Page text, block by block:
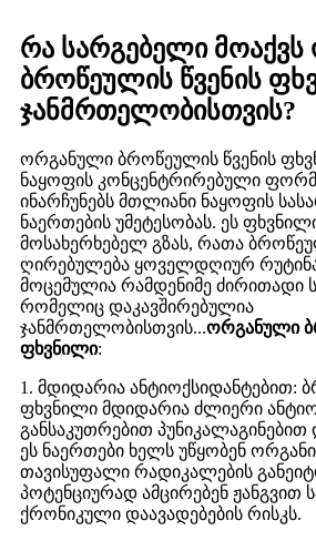
რა სარგებელი
ბროწეულის წვენის
ჯანმრთელობისთვის?
ორგანული ბროწეულის წვენის
ნაყოფის კონცენტრირებული
ინარჩუნებს მთლიანი ნაყოფის
ნაერთების უმეტესობას. ეს
მოსახერხებელ გზას, რათა
ღირებულება ყოველდღიურ
მოცემულია რამდენიმე ძირითადი
რომელიც დაკავშირებულია
ჯანმრთელობისთვის...ორგანული
ფხვნილი:
1. მდიდარია ანტიოქსიდანტებით:
ფხვნილი მდიდარია ძლიერი
განსაკუთრებით პუნიკალაგინებით
ეს ნაერთები ხელს უწყობენ
თავისუფალი რადიკალების
პოტენციურად ამცირებენ ჟანგვით
ქრონიკული დაავადებების რისკს.